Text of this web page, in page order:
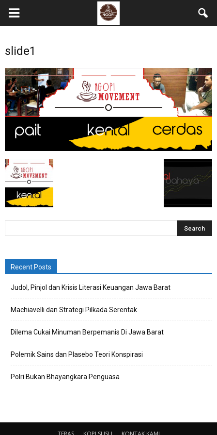
slide1
Recent Posts
Judol, Pinjol dan Krisis Literasi Keuangan Jawa Barat
Machiavelli dan Strategi Pilkada Serentak
Dilema Cukai Minuman Berpemanis Di Jawa Barat
Polemik Sains dan Plasebo Teori Konspirasi
Polri Bukan Bhayangkara Penguasa